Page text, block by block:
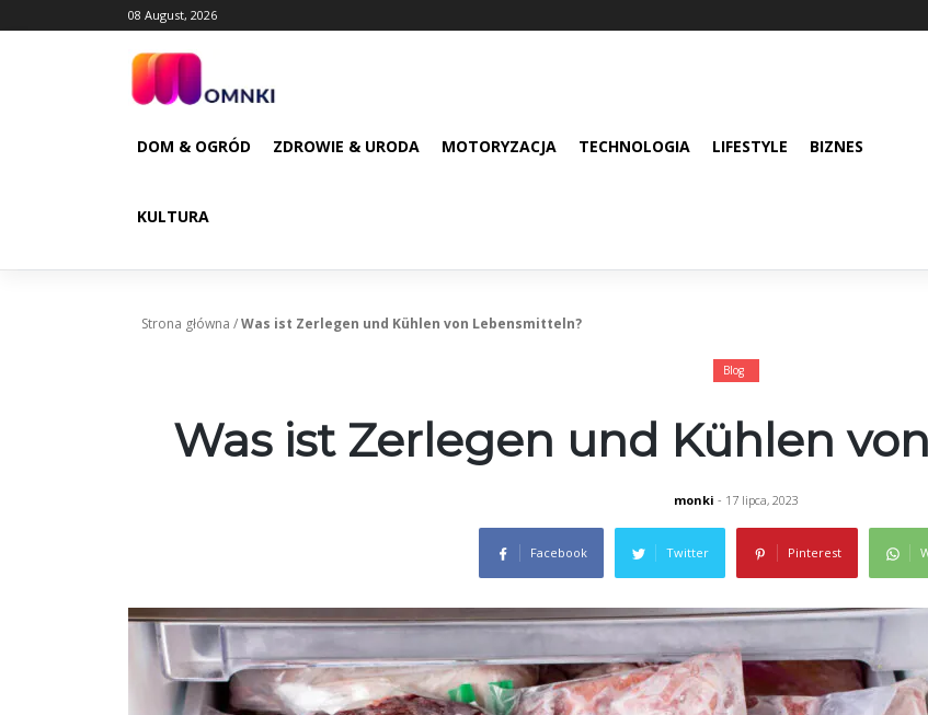
to
08 August, 2026
DOM & OGRÓD ZDROWIE & URODA MOTORYZACJA TECHNOLOGIA LIFESTYLE BIZNES
KULTURA
Strona główna /Was ist Zerlegen und Kühlen von Lebensmitteln?
Blog
Was ist Zerlegen und Kühlen
monki - 17 lipca, 2023
Facebook Twitter Pinterest